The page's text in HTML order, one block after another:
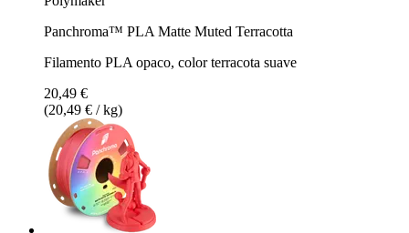
Panchroma™ PLA Matte Muted Terracotta
Filamento PLA opaco, color terracota suave
20,49 €
(20,49 € / kg)